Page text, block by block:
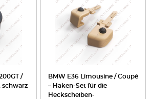
/
schwarz
BMW E36 Limousine / Coupé
– Haken-Set für die
Heckscheiben-